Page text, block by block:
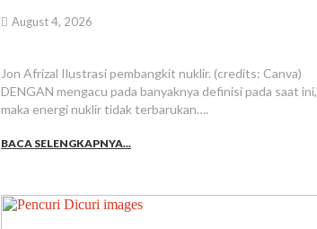
August 4, 2026
Jon Afrizal Ilustrasi pembangkit nuklir. (credits: Canva)
DENGAN mengacu pada banyaknya definisi pada saat ini,
maka energi nuklir tidak terbarukan….
BACA SELENGKAPNYA...